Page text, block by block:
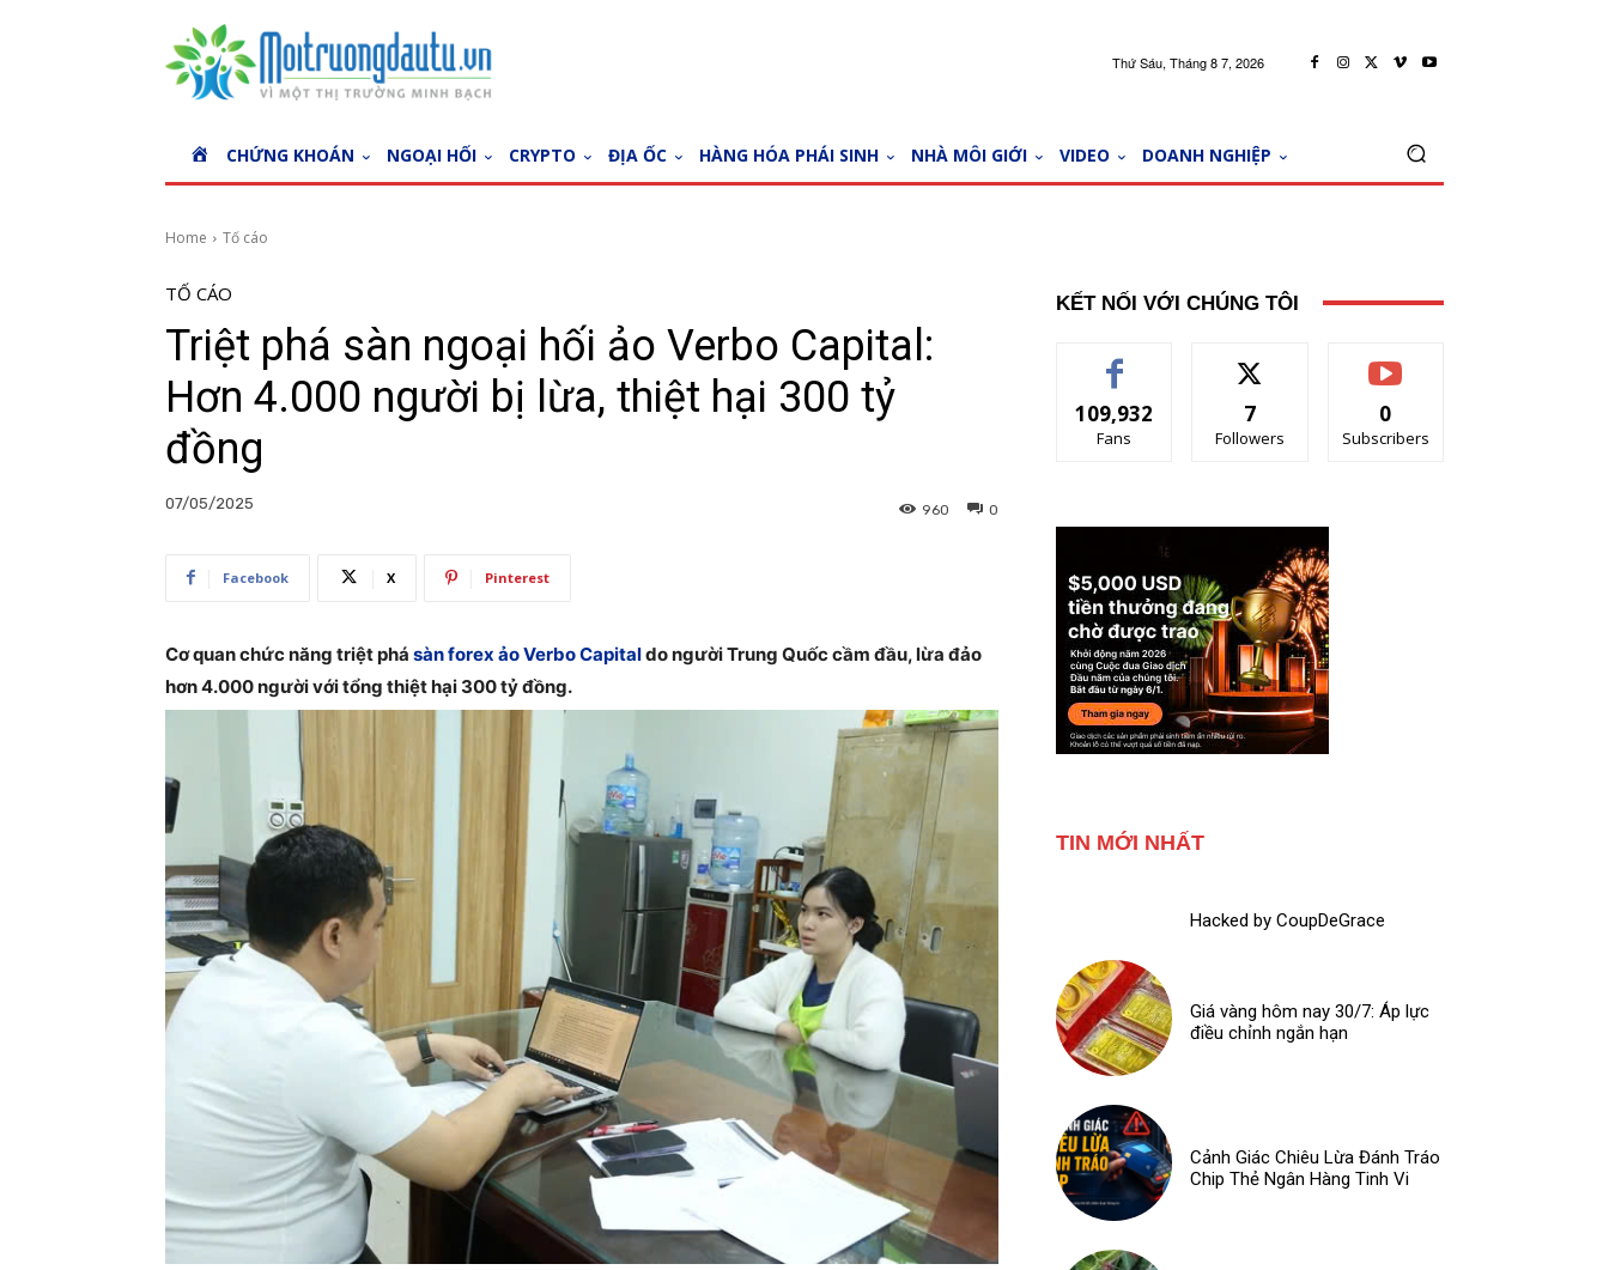
Thứ Sáu, Tháng 8 7, 2026
O
CHỨNG KHOÁN NGOẠI HỐI CRYPTO ĐỊA ỐC HÀNG HÓA PHÁI SINH NHÀ MÔI GIỚI VIDEO DOANH NGHIỆP
Home Tố cáo
TỐ CÁO
Triệt phá sàn ngoại hối ảo Verbo Capital:
Hơn 4.000 người bị lừa, thiệt hại 300 tỷ
đồng
07/05/2025 0
960
Facebook X Pinterest
Cơ quan chức năng triệt phá sàn forex ảo Verbo Capitaldo người Trung Quốc cầm đầu, lừa đảo
hơn 4.000 người với tổng thiệt hại 300 tỷ đồng.
KẾT NỐI VỚI CHÚNG TÔI
109,932
Fans
7
Followers
0
Subscribers
TIN MỚI NHẤT
Hacked by CoupDeGrace
Giá vàng hôm nay 30/7: Áp lực
điều chỉnh ngắn hạn
Cảnh Giác Chiêu Lừa Đánh Tráo
Chip Thẻ Ngân Hàng Tinh Vi